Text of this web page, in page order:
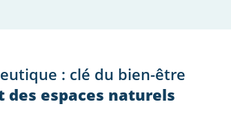
: clé du bien-être
espaces naturels